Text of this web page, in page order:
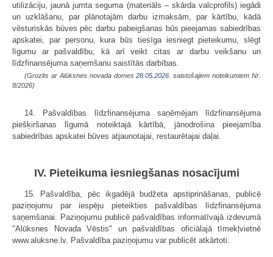
utilizāciju, jaunā jumta seguma (materiāls – skārda valcprofils) iegādi
un uzklāšanu, par plānotajām darbu izmaksām, par kārtību, kādā
vēsturiskās būves pēc darbu pabeigšanas būs pieejamas sabiedrības
apskatei, par personu, kura būs tiesīga iesniegt pieteikumu, slēgt
līgumu ar pašvaldību, kā arī veikt citas ar darbu veikšanu un
līdzfinansējuma saņemšanu saistītās darbības.
(Grozīts ar Alūksnes novada domes28.05.2026. saistošajiem noteikumiem Nr.
8/2026)
14. Pašvaldības līdzfinansējuma saņēmējam līdzfinansējuma
piešķiršanas līgumā noteiktajā kārtībā, jānodrošina pieejamība
sabiedrības apskatei būves atjaunotajai, restaurētajai daļai.
IV. Pieteikuma iesniegšanas nosacījumi
15. Pašvaldība, pēc ikgadējā budžeta apstiprināšanas, publicē
paziņojumu par iespēju pieteikties pašvaldības līdzfinansējuma
saņemšanai. Paziņojumu publicē pašvaldības informatīvajā izdevumā
"Alūksnes Novada Vēstis" un pašvaldības oficiālajā tīmekļvietnē
www.aluksne.lv. Pašvaldība paziņojumu var publicēt atkārtoti.